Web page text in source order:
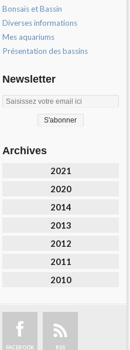
Bonsaïs et Bassin
Diverses informations
Mes aquariums
Présentation des bassins
Newsletter
Archives
2021
2020
2014
2013
2012
2011
2010
FACEBOOK RSS